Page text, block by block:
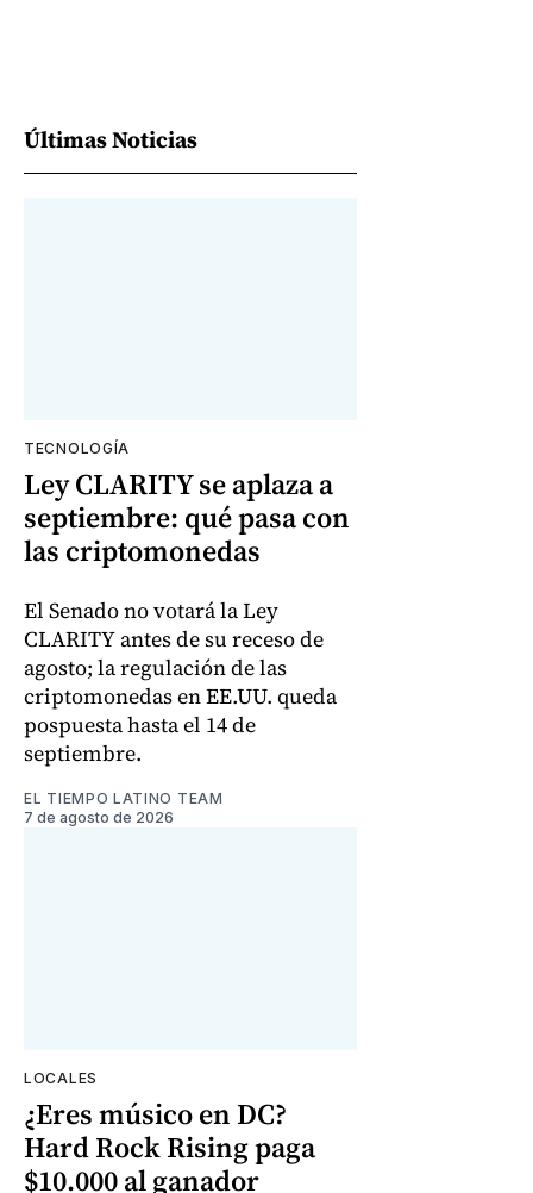
Últimas Noticias
TECNOLOGÍA
Ley CLARITY se aplaza a
septiembre: qué pasa con
las criptomonedas
El Senado no votará la Ley
CLARITY antes de su receso de
agosto; la regulación de las
criptomonedas en EE.UU. queda
pospuesta hasta el 14 de
septiembre.
EL TIEMPO LATINO TEAM
7 de agosto de 2026
LOCALES
¿Eres músico en DC?
Hard Rock Rising paga
$10.000 al ganador